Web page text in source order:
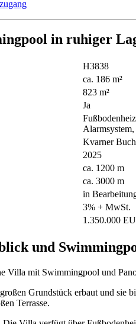
in ruhiger
H3838
ca. 186 m²
823 m²
Ja
Kvarner
2025
ca. 1200 m
ca. 3000 m
in
3% + MwSt.
1.350.000
und
Villa mit Swimmingpool und
Grundstück erbaut und sie
Terrasse.